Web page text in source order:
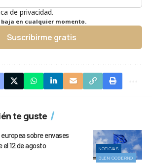
de privacidad.
baja en cualquier momento.
Suscribirme gratis
te guste
NOTICIAS
BUEN GOBIERNO
sobre envases
12 de agosto